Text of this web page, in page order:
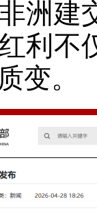
洲建
利不
变。